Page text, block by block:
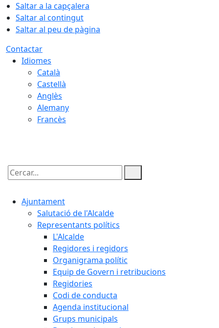
Saltar a la capçalera
Saltar al contingut
Saltar al peu de pàgina
Contactar
Idiomes
Català
Castellà
Anglès
Alemany
Francès
Cercar:
Ajuntament
Salutació de l'Alcalde
Representants polítics
L'Alcalde
Regidores i regidors
Organigrama polític
Equip de Govern i retribucions
Regidories
Codi de conducta
Agenda institucional
Grups municipals